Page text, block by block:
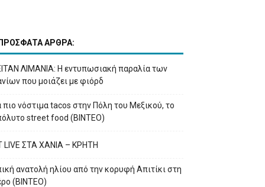
ΠΡΟΣΦΑΤΑ ΑΡΘΡΑ:
ΛΙΜΑΝΙΑ: Η εντυπωσιακή παραλία των
που μοιάζει με φιόρδ
πιο νόστιμα tacos στην Πόλη του Μεξικού, το
street food (ΒΙΝΤΕΟ)
LIVE ΣΤΑ ΧΑΝΙΑ – ΚΡΗΤΗ
ανατολή ηλίου από την κορυφή Απιτίκι στη
(ΒΙΝΤΕΟ)